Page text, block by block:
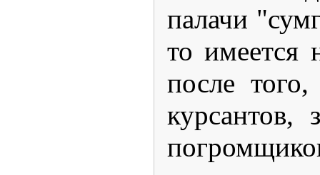
палачи
то имеется
после
курсантов,